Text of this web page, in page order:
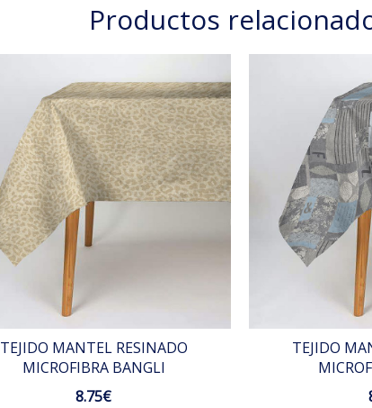
Productos
TEJIDO MANTEL RESINADO
MICROFIBRA BANGLI
8.75€
TEJIDO